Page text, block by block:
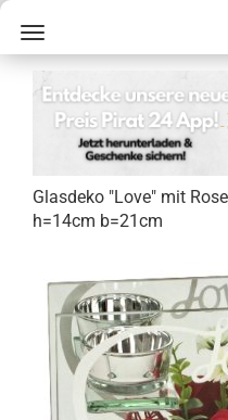
Glas­de­ko "Love" mit
h=14cm b=21cm